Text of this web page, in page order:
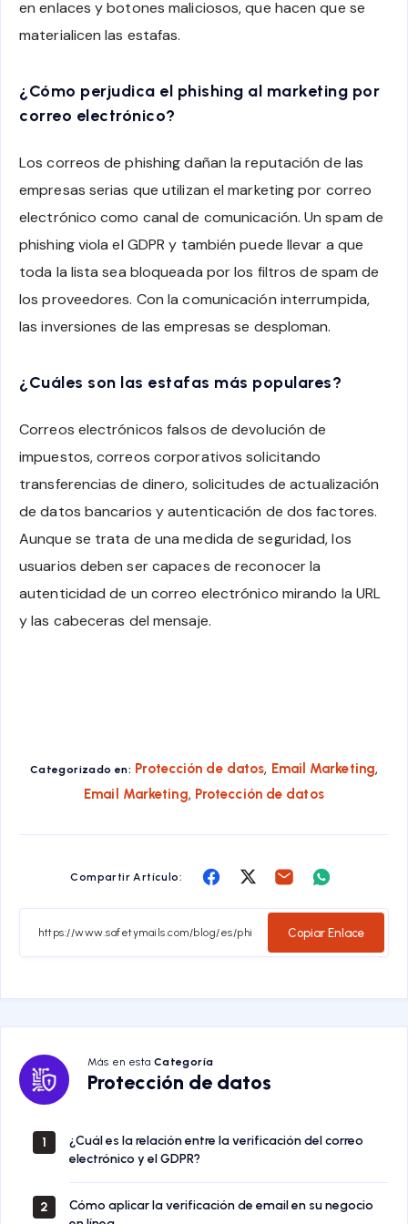
en enlaces y botones maliciosos, que hacen que se
materialicen las estafas.
¿Cómo perjudica el phishing al marketing por
correo electrónico?
Los correos de phishing dañan la reputación de las
empresas serias que utilizan el marketing por correo
electrónico como canal de comunicación. Un spam de
phishing viola el GDPR y también puede llevar a que
toda la lista sea bloqueada por los filtros de spam de
los proveedores. Con la comunicación interrumpida,
las inversiones de las empresas se desploman.
¿Cuáles son las estafas más populares?
Correos electrónicos falsos de devolución de
impuestos, correos corporativos solicitando
transferencias de dinero, solicitudes de actualización
de datos bancarios y autenticación de dos factores.
Aunque se trata de una medida de seguridad, los
usuarios deben ser capaces de reconocer la
autenticidad de un correo electrónico mirando la URL
y las cabeceras del mensaje.
Categorizado en: Protección de datos, Email Marketing,
Email Marketing, Protección de datos
Compartir Artículo:
Compartir
Facebook
Compartir
Twitter
Compartir
Email Whatsapp
Copiar Enlace
Más en esta Categoría
Protección de datos
Protección
de
1
¿Cuál es la relación entre la verificación del correo
electrónico y el GDPR?
2
Cómo aplicar la verificación de email en su negocio